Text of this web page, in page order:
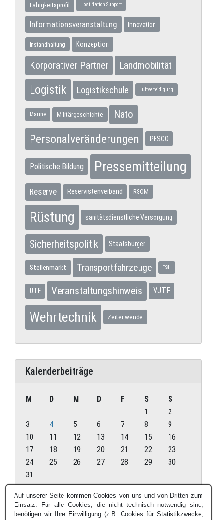
Fähigkeitsprofil Host Nation Support
Informationsveranstaltung Innovation
Instandhaltung Konzeption
Korporativer Partner Landmobilität
Logistik Logistikschule Luftverteidigung
Marine Militärgeschichte Nato
Personalveränderungen PESCO
Politische Bildung Pressemitteilung
Reserve Reservistenverband RSOM
Rüstung sanitätsdienstliche Versorgung
Sicherheitspolitik Staatsbürger
Stellenmarkt Transportfahrzeuge TSH
UTF Veranstaltungshinweis VJTF
Wehrtechnik Zeitenwende
Kalenderbeiträge
August 2026
M D M D F S
S
1
2
3
4 5 6 7 8
9
10
11 12 13 14 15
16
17
18 19 20 21 22
23
24
25 26 27 28 29
30
31
« Juli
Auf unserer Seite kommen Cookies von uns und von Dritten zum
Einsatz. Für alle Cookies, die nicht technisch notwendig sind,
benötigen wir Ihre Einwilligung (z.B. Cookies für Statistikzwecke,